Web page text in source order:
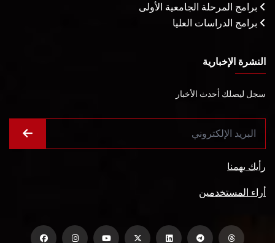
برامج المرحلة الجامعية الأولى
برامج الدراسات العليا
النشرة الإخبارية
سجل ليصلك أحدث الأخبار
رأيك يهمنا
أراء المستخدمين